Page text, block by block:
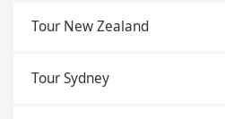
Tour New Zealand
Tour Sydney